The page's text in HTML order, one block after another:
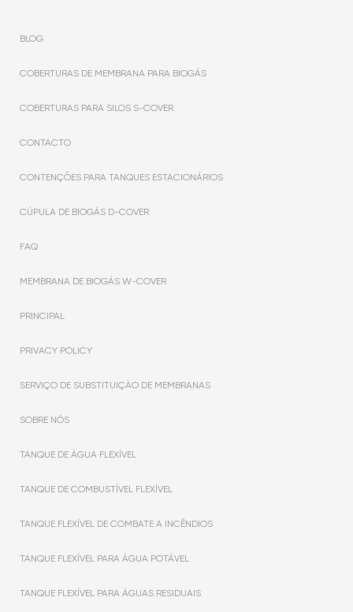
BLOG
COBERTURAS DE MEMBRANA PARA BIOGÁS
COBERTURAS PARA SILOS S-COVER
CONTACTO
CONTENÇÕES PARA TANQUES ESTACIONÁRIOS
CÚPULA DE BIOGÁS D-COVER
FAQ
MEMBRANA DE BIOGÁS W-COVER
PRINCIPAL
PRIVACY POLICY
SERVIÇO DE SUBSTITUIÇÃO DE MEMBRANAS
SOBRE NÓS
TANQUE DE ÁGUA FLEXÍVEL
TANQUE DE COMBUSTÍVEL FLEXÍVEL
TANQUE FLEXÍVEL DE COMBATE A INCÊNDIOS
TANQUE FLEXÍVEL PARA ÁGUA POTÁVEL
TANQUE FLEXÍVEL PARA ÁGUAS RESIDUAIS